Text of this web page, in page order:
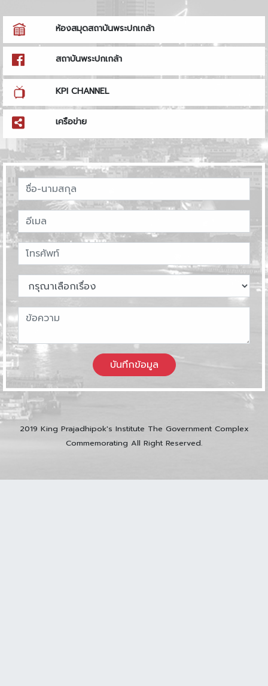
ห้องสมุดสถาบันพระปกเกล้า
สถาบันพระปกเกล้า
KPI CHANNEL
เครือข่าย
บันทึกข้อมูล
2019 King Prajadhipok's Institute The Government Complex
Commemorating All Right Reserved.